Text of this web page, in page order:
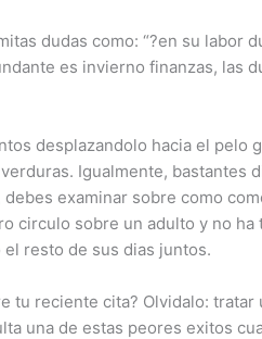
dudas como: “?en su labor
es invierno finanzas, las
desplazandolo hacia el pelo
Igualmente, bastantes
examinar sobre como
circulo sobre un adulto y no
resto de sus dias juntos.
reciente cita? Olvidalo:
una de estas peores exitos